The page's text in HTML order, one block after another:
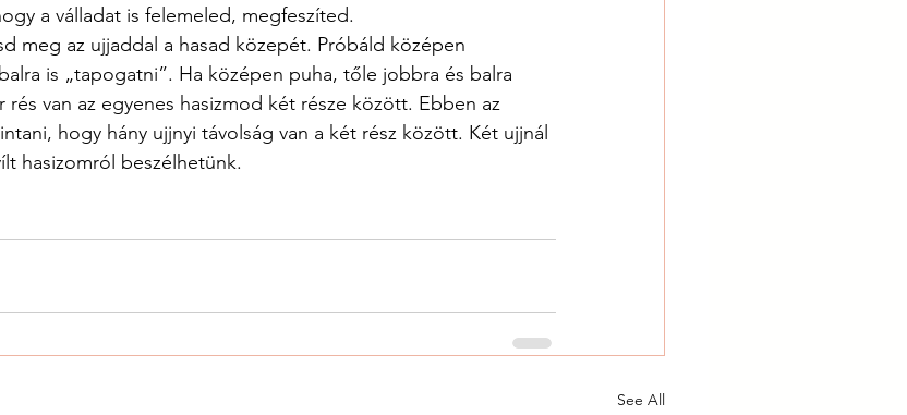
a válladat is felemeled, megfeszíted.
meg az ujjaddal a hasad közepét. Próbáld középen
is „tapogatni”. Ha középen puha, tőle jobbra és balra
rés van az egyenes hasizmod két része között. Ebben az
hogy hány ujjnyi távolság van a két rész között. Két ujjnál
hasizomról beszélhetünk.
See All